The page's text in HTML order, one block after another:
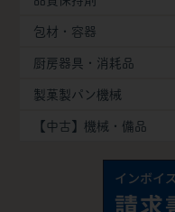
包材・容器
厨房器具・消耗品
製菓製パン機械
【中古】機械・備品